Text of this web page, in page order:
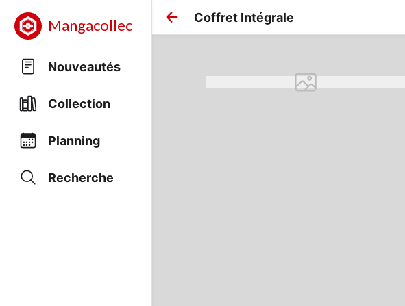
Mangacollec
Nouveautés
Collection
Planning
Recherche
Coffret Intégrale